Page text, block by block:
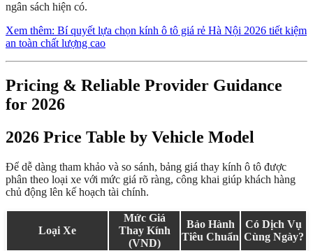
ngân sách hiện có.
Xem thêm: Bí quyết lựa chọn kính ô tô giá rẻ Hà Nội 2026 tiết kiệm
an toàn chất lượng cao
Pricing & Reliable Provider Guidance
for 2026
2026 Price Table by Vehicle Model
Để dễ dàng tham khảo và so sánh, bảng giá thay kính ô tô được
phân theo loại xe với mức giá rõ ràng, công khai giúp khách hàng
chủ động lên kế hoạch tài chính.
Loại Xe
Mức Giá
Thay Kính
(VND)
Bảo Hành
Tiêu Chuẩn
Có Dịch Vụ
Cùng Ngày?